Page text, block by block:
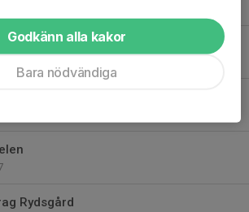
cupen
Rydsgård
Godkänn alla kakor
Bara nödvändiga